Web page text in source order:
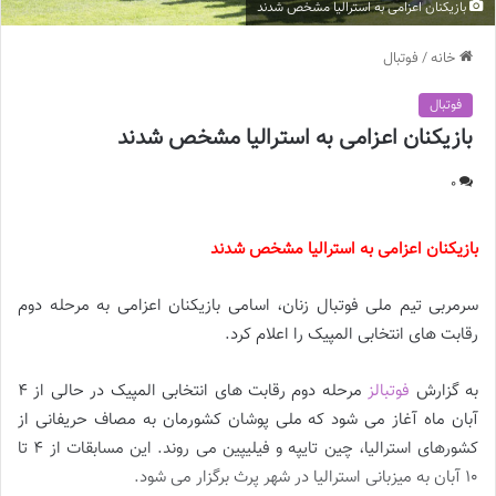
بازیکنان اعزامی به استرالیا مشخص شدند
خانه/ فوتبال
فوتبال
بازیکنان اعزامی به استرالیا مشخص شدند
0
بازیکنان اعزامی به استرالیا مشخص شدند
سرمربی تیم ملی فوتبال زنان، اسامی بازیکنان اعزامی به مرحله دوم
رقابت های انتخابی المپیک را اعلام کرد.
به گزارش فوتبالز
مرحله دوم رقابت های انتخابی المپیک در حالی از 4
آبان ماه آغاز می شود که ملی پوشان کشورمان به مصاف حریفانی از
کشورهای استرالیا، چین تایپه و فیلیپین می روند. این مسابقات از 4 تا
10 آبان به میزبانی استرالیا در شهر پرث برگزار می شود.